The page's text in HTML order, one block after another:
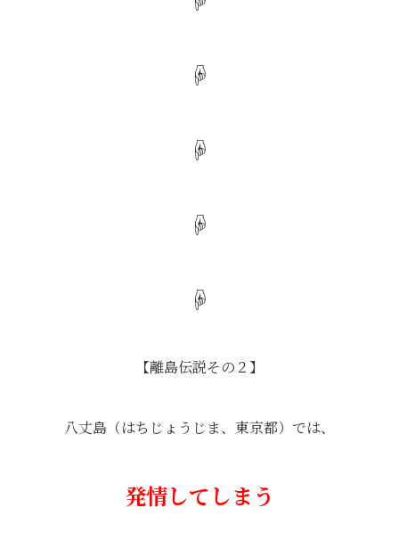
☟
☟
☟
☟
【離島伝説その２】
八丈島（はちじょうじま、東京都）では、
発情してしまう